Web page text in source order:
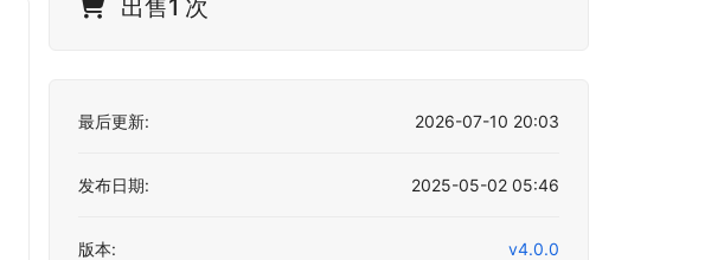
出售1 次
最后更新: 2026-07-10 20:03
发布日期: 2025-05-02 05:46
版本: v4.0.0